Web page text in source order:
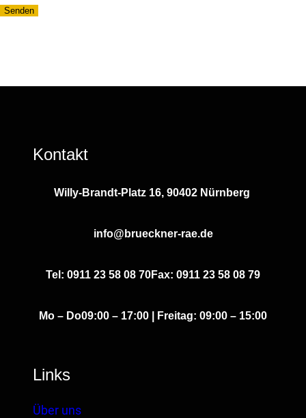
Kontakt
Willy-Brandt-Platz 16, 90402 Nürnberg
info@brueckner-rae.de
Tel: 0911 23 58 08 70Fax: 0911 23 58 08 79
Mo – Do09:00 – 17:00 | Freitag: 09:00 – 15:00
Links
Über uns